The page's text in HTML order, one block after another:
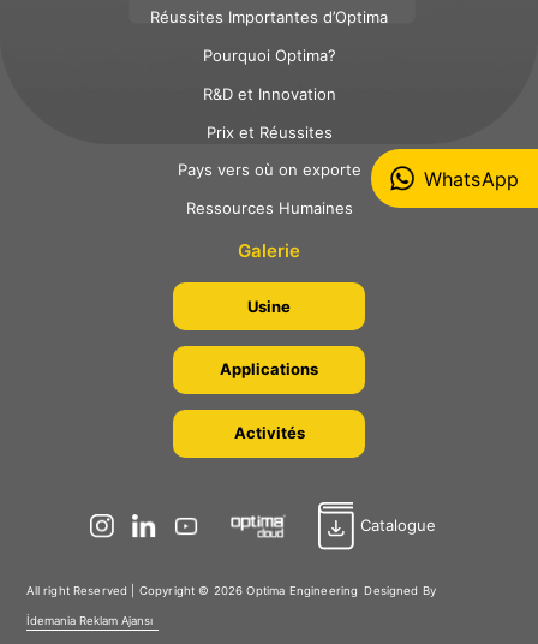
WhatsApp
Réussites Importantes d’Optima
Pourquoi Optima?
R&D et Innovation
Prix et Réussites
Pays vers où on exporte
Ressources Humaines
Galerie
Usine
Applications
Activités
Catalogue
All right Reserved | Copyright © 2026 Optima Engineering Designed By
İdemania Reklam Ajansı